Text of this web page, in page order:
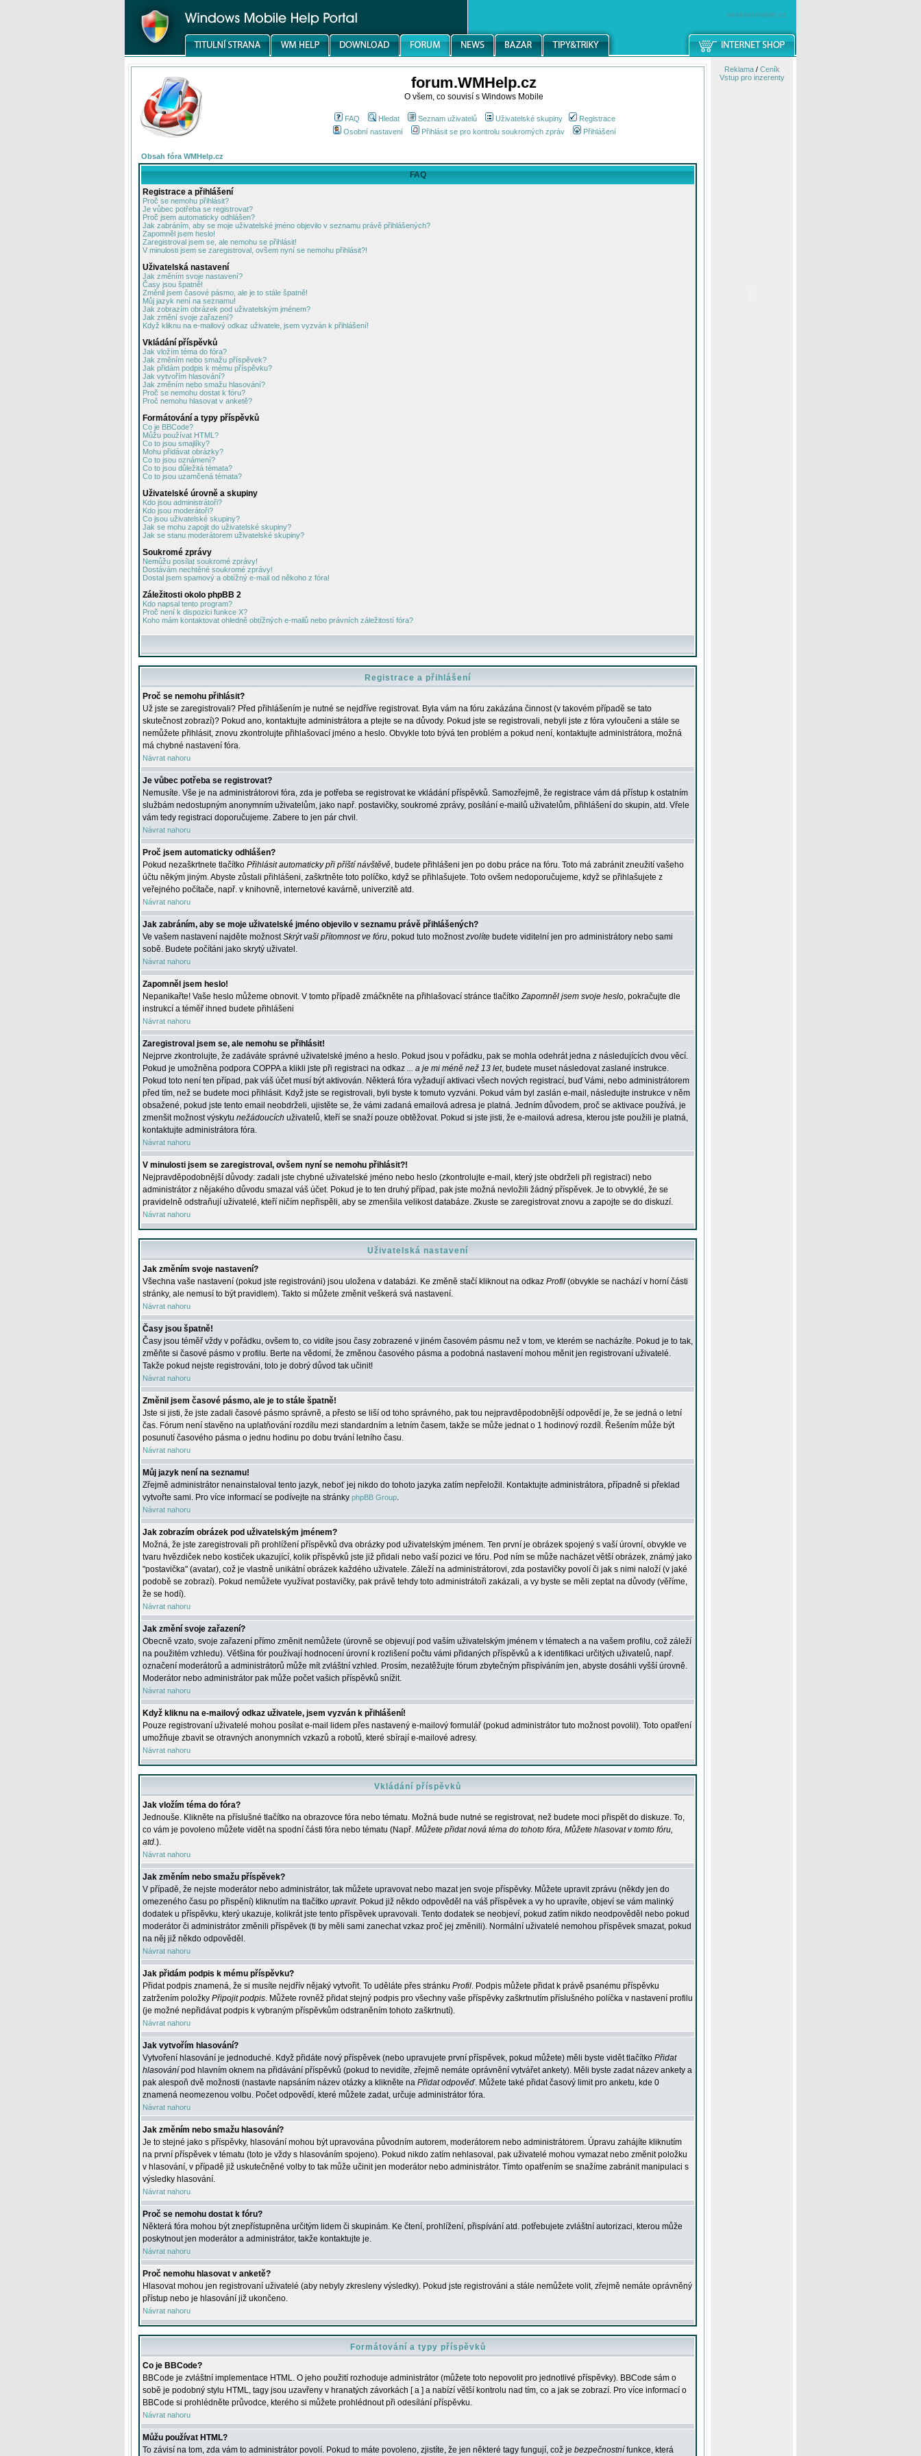
windowsmobile.cz
forum.WMHelp.cz
O všem, co souvisí s Windows Mobile
FAQ Hledat Seznam uživatelů Uživatelské skupiny
Registrace
Osobní nastavení
Přihlásit se pro kontrolu soukromých zpráv Přihlášení
Obsah fóra WMHelp.cz
FAQ
Registrace a přihlášení
Proč se nemohu přihlásit?
Je vůbec potřeba se registrovat?
Proč jsem automaticky odhlášen?
Jak zabráním, aby se moje uživatelské jméno objevilo v seznamu právě přihlášených?
Zapomněl jsem heslo!
Zaregistroval jsem se, ale nemohu se přihlásit!
V minulosti jsem se zaregistroval, ovšem nyní se nemohu přihlásit?!
Uživatelská nastavení
Jak změním svoje nastavení?
Časy jsou špatně!
Změnil jsem časové pásmo, ale je to stále špatně!
Můj jazyk není na seznamu!
Jak zobrazím obrázek pod uživatelským jménem?
Jak změní svoje zařazení?
Když kliknu na e-mailový odkaz uživatele, jsem vyzván k přihlášení!
Vkládání příspěvků
Jak vložím téma do fóra?
Jak změním nebo smažu příspěvek?
Jak přidám podpis k mému příspěvku?
Jak vytvořím hlasování?
Jak změním nebo smažu hlasování?
Proč se nemohu dostat k fóru?
Proč nemohu hlasovat v anketě?
Formátování a typy příspěvků
Co je BBCode?
Můžu používat HTML?
Co to jsou smajlíky?
Mohu přidávat obrázky?
Co to jsou oznámení?
Co to jsou důležitá témata?
Co to jsou uzamčená témata?
Uživatelské úrovně a skupiny
Kdo jsou administrátoři?
Kdo jsou moderátoři?
Co jsou uživatelské skupiny?
Jak se mohu zapojit do uživatelské skupiny?
Jak se stanu moderátorem uživatelské skupiny?
Soukromé zprávy
Nemůžu posílat soukromé zprávy!
Dostávám nechtěné soukromé zprávy!
Dostal jsem spamový a obtížný e-mail od někoho z fóra!
Záležitosti okolo phpBB 2
Kdo napsal tento program?
Proč není k dispozici funkce X?
Koho mám kontaktovat ohledně obtížných e-mailů nebo právních záležitostí fóra?
Registrace a přihlášení
Proč se nemohu přihlásit?
Už jste se zaregistrovali? Před přihlášením je nutné se nejdříve registrovat. Byla vám na fóru zakázána činnost (v takovém případě se tato
skutečnost zobrazí)? Pokud ano, kontaktujte administrátora a ptejte se na důvody. Pokud jste se registrovali, nebyli jste z fóra vyloučeni a stále se
nemůžete přihlásit, znovu zkontrolujte přihlašovací jméno a heslo. Obvykle toto bývá ten problém a pokud není, kontaktujte administrátora, možná
má chybné nastavení fóra.
Návrat nahoru
Je vůbec potřeba se registrovat?
Nemusíte. Vše je na administrátorovi fóra, zda je potřeba se registrovat ke vkládání příspěvků. Samozřejmě, že registrace vám dá přístup k ostatním
službám nedostupným anonymním uživatelům, jako např. postavičky, soukromé zprávy, posílání e-mailů uživatelům, přihlášení do skupin, atd. Vřele
vám tedy registraci doporučujeme. Zabere to jen pár chvil.
Návrat nahoru
Proč jsem automaticky odhlášen?
Pokud nezaškrtnete tlačítko Přihlásit automaticky při příští návštěvě, budete přihlášeni jen po dobu práce na fóru. Toto má zabránit zneužití vašeho
účtu někým jiným. Abyste zůstali přihlášeni, zaškrtněte toto políčko, když se přihlašujete. Toto ovšem nedoporučujeme, když se přihlašujete z
veřejného počítače, např. v knihovně, internetové kavárně, univerzitě atd.
Návrat nahoru
Jak zabráním, aby se moje uživatelské jméno objevilo v seznamu právě přihlášených?
Ve vašem nastavení najděte možnostSkrýt vaši přítomnost ve fóru, pokud tuto možnostzvolíte budete viditelní jen pro administrátory nebo sami
sobě. Budete počítáni jako skrytý uživatel.
Návrat nahoru
Zapomněl jsem heslo!
Nepanikařte! Vaše heslo můžeme obnovit. V tomto případě zmáčkněte na přihlašovací stránce tlačítkoZapomněl jsem svoje heslo, pokračujte dle
instrukcí a téměř ihned budete přihlášeni
Návrat nahoru
Zaregistroval jsem se, ale nemohu se přihlásit!
Nejprve zkontrolujte, že zadáváte správné uživatelské jméno a heslo. Pokud jsou v pořádku, pak se mohla odehrát jedna z následujících dvou věcí.
Pokud je umožněna podpora COPPA a klikli jste při registraci na odkaz ... a je mi méně než 13 let, budete muset následovat zaslané instrukce.
Pokud toto není ten případ, pak váš účet musí být aktivován. Některá fóra vyžadují aktivaci všech nových registrací, buď Vámi, nebo administrátorem
před tím, než se budete moci přihlásit. Když jste se registrovali, byli byste k tomuto vyzváni. Pokud vám byl zaslán e-mail, následujte instrukce v něm
obsažené, pokud jste tento email neobdrželi, ujistěte se, že vámi zadaná emailová adresa je platná. Jedním důvodem, proč se aktivace používá, je
zmenšit možnost výskytu nežádoucích uživatelů, kteří se snaží pouze obtěžovat. Pokud si jste jisti, že e-mailová adresa, kterou jste použili je platná,
kontaktujte administrátora fóra.
Návrat nahoru
V minulosti jsem se zaregistroval, ovšem nyní se nemohu přihlásit?!
Nejpravděpodobnější důvody: zadali jste chybné uživatelské jméno nebo heslo (zkontrolujte e-mail, který jste obdrželi při registraci) nebo
administrátor z nějakého důvodu smazal váš účet. Pokud je to ten druhý případ, pak jste možná nevložili žádný příspěvek. Je to obvyklé, že se
pravidelně odstraňují uživatelé, kteří ničím nepřispěli, aby se zmenšila velikost databáze. Zkuste se zaregistrovat znovu a zapojte se do diskuzí.
Návrat nahoru
Uživatelská nastavení
Jak změním svoje nastavení?
Všechna vaše nastavení (pokud jste registrováni) jsou uložena v databázi. Ke změně stačí kliknout na odkaz Profil (obvykle se nachází v horní části
stránky, ale nemusí to být pravidlem). Takto si můžete změnit veškerá svá nastavení.
Návrat nahoru
Časy jsou špatně!
Časy jsou téměř vždy v pořádku, ovšem to, co vidíte jsou časy zobrazené v jiném časovém pásmu než v tom, ve kterém se nacházíte. Pokud je to tak,
změňte si časové pásmo v profilu. Berte na vědomí, že změnou časového pásma a podobná nastavení mohou měnit jen registrovaní uživatelé.
Takže pokud nejste registrováni, toto je dobrý důvod tak učinit!
Návrat nahoru
Změnil jsem časové pásmo, ale je to stále špatně!
Jste si jisti, že jste zadali časové pásmo správně, a přesto se liší od toho správného, pak tou nejpravděpodobnější odpovědí je, že se jedná o letní
čas. Fórum není stavěno na uplatňování rozdílu mezi standardním a letním časem, takže se může jednat o 1 hodinový rozdíl. Řešením může být
posunutí časového pásma o jednu hodinu po dobu trvání letního času.
Návrat nahoru
Můj jazyk není na seznamu!
Zřejmě administrátor nenainstaloval tento jazyk, neboť jej nikdo do tohoto jazyka zatím nepřeložil. Kontaktujte administrátora, případně si překlad
vytvořte sami. Pro více informací se podívejte na stránky phpBB Group.
Návrat nahoru
Jak zobrazím obrázek pod uživatelským jménem?
Možná, že jste zaregistrovali při prohlížení příspěvků dva obrázky pod uživatelským jménem. Ten první je obrázek spojený s vaší úrovní, obvykle ve
tvaru hvězdiček nebo kostiček ukazující, kolik příspěvků jste již přidali nebo vaší pozici ve fóru. Pod ním se může nacházet větší obrázek, známý jako
"postavička" (avatar), což je vlastně unikátní obrázek každého uživatele. Záleží na administrátorovi, zda postavičky povolí či jak s nimi naloží (v jaké
podobě se zobrazí). Pokud nemůžete využívat postavičky, pak právě tehdy toto administrátoři zakázali, a vy byste se měli zeptat na důvody (věříme,
že se hodí).
Návrat nahoru
Jak změní svoje zařazení?
Obecně vzato, svoje zařazení přímo změnit nemůžete (úrovně se objevují pod vaším uživatelským jménem v tématech a na vašem profilu, což záleží
na použitém vzhledu). Většina fór používají hodnocení úrovní k rozlišení počtu vámi přidaných příspěvků a k identifikaci určitých uživatelů, např.
označení moderátorů a administrátorů může mít zvláštní vzhled. Prosím, nezatěžujte fórum zbytečným přispíváním jen, abyste dosáhli vyšší úrovně.
Moderátor nebo administrátor pak může počet vašich příspěvků snížit.
Návrat nahoru
Když kliknu na e-mailový odkaz uživatele, jsem vyzván k přihlášení!
Pouze registrovaní uživatelé mohou posílat e-mail lidem přes nastavený e-mailový formulář (pokud administrátor tuto možnost povolil). Toto opatření
umožňuje zbavit se otravných anonymních vzkazů a robotů, které sbírají e-mailové adresy.
Návrat nahoru
Vkládání příspěvků
Jak vložím téma do fóra?
Jednouše. Klikněte na příslušné tlačítko na obrazovce fóra nebo tématu. Možná bude nutné se registrovat, než budete moci přispět do diskuze. To,
co vám je povoleno můžete vidět na spodní části fóra nebo tématu (Např. Můžete přidat nová téma do tohoto fóra, Můžete hlasovat v tomto fóru,
atd.).
Návrat nahoru
Jak změním nebo smažu příspěvek?
V případě, že nejste moderátor nebo administrátor, tak můžete upravovat nebo mazat jen svoje příspěvky. Můžete upravit zprávu (někdy jen do
omezeného času po přispění) kliknutím na tlačítko upravit. Pokud již někdo odpověděl na váš příspěvek a vy ho upravíte, objeví se vám malinký
dodatek u příspěvku, který ukazuje, kolikrát jste tento příspěvek upravovali. Tento dodatek se neobjeví, pokud zatím nikdo neodpověděl nebo pokud
moderátor či administrátor změnili příspěvek (ti by měli sami zanechat vzkaz proč jej změnili). Normální uživatelé nemohou příspěvek smazat, pokud
na něj již někdo odpověděl.
Návrat nahoru
Jak přidám podpis k mému příspěvku?
Přidat podpis znamená, že si musíte nejdřív nějaký vytvořit. To uděláte přes stránku Profil. Podpis můžete přidat k právě psanému příspěvku
zatržením položky Připojit podpis. Můžete rovněž přidat stejný podpis pro všechny vaše příspěvky zaškrtnutím příslušného políčka v nastavení profilu
(je možné nepřidávat podpis k vybraným příspěvkům odstraněním tohoto zaškrtnutí).
Návrat nahoru
Jak vytvořím hlasování?
Vytvoření hlasování je jednoduché. Když přidáte nový příspěvek (nebo upravujete první příspěvek, pokud můžete) měli byste vidět tlačítko Přidat
hlasování pod hlavním oknem na přidávání příspěvků (pokud to nevidíte, zřejmě nemáte oprávnění vytvářet ankety). Měli byste zadat název ankety a
pak alespoň dvě možnosti (nastavte napsáním název otázky a klikněte na Přidat odpověď. Můžete také přidat časový limit pro anketu, kde 0
znamená neomezenou volbu. Počet odpovědí, které můžete zadat, určuje administrátor fóra.
Návrat nahoru
Jak změním nebo smažu hlasování?
Je to stejné jako s příspěvky, hlasování mohou být upravována původním autorem, moderátorem nebo administrátorem. Úpravu zahájíte kliknutím
na první příspěvek v tématu (toto je vždy s hlasováním spojeno). Pokud nikdo zatím nehlasoval, pak uživatelé mohou vymazat nebo změnit položku
v hlasování, v případě již uskutečněné volby to tak může učinit jen moderátor nebo administrátor. Tímto opatřením se snažíme zabránit manipulaci s
výsledky hlasování.
Návrat nahoru
Proč se nemohu dostat k fóru?
Některá fóra mohou být znepřístupněna určitým lidem či skupinám. Ke čtení, prohlížení, přispívání atd. potřebujete zvláštní autorizaci, kterou může
poskytnout jen moderátor a administrátor, takže kontaktujte je.
Návrat nahoru
Proč nemohu hlasovat v anketě?
Hlasovat mohou jen registrovaní uživatelé (aby nebyly zkresleny výsledky). Pokud jste registrováni a stále nemůžete volit, zřejmě nemáte oprávněný
přístup nebo je hlasování již ukončeno.
Návrat nahoru
Formátování a typy příspěvků
Co je BBCode?
BBCode je zvláštní implementace HTML. O jeho použití rozhoduje administrátor (můžete toto nepovolit pro jednotlivé příspěvky). BBCode sám o
sobě je podobný stylu HTML, tagy jsou uzavřeny v hranatých závorkách [ a ] a nabízí větší kontrolu nad tím, co a jak se zobrazí. Pro více informací o
BBCode si prohlédněte průvodce, kterého si můžete prohlédnout při odesílání příspěvku.
Návrat nahoru
Můžu používat HTML?
To závisí na tom, zda vám to administrátor povolí. Pokud to máte povoleno, zjistíte, že jen některé tagy fungují, což je bezpečnostní funkce, která
Reklama/ Ceník
Vstup pro inzerenty